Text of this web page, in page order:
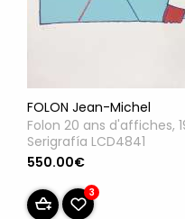
FOLON Jean-Michel
Folon 20 ans d'affiches,
Serigrafía LCD4841
550.00€
3